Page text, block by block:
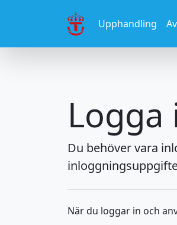
Upphandling
Logga
Du behöver vara
När du loggar in och